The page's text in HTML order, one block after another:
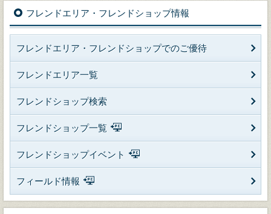
フレンドエリア・フレンドショップ情報
フレンドエリア・フレンドショップでのご優待
フレンドエリア一覧
フレンドショップ検索
フレンドショップ一覧
フレンドショップイベント
フィールド情報